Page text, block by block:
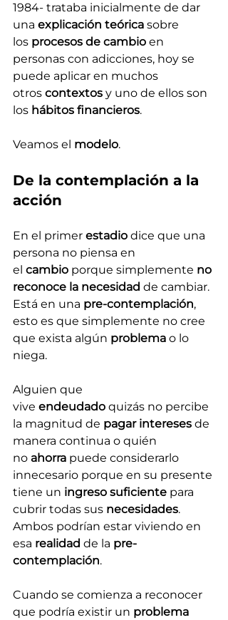
1984- trataba inicialmente de dar
una explicación teórica sobre
los procesos de cambio en
personas con adicciones, hoy se
puede aplicar en muchos
otros contextos y uno de ellos son
los hábitos financieros.
Veamos el modelo.
De la contemplación a la
acción
En el primer estadio dice que una
persona no piensa en
el cambio porque simplemente no
reconoce la necesidad de cambiar.
Está en una pre-contemplación,
esto es que simplemente no cree
que exista algún problema o lo
niega.
Alguien que
vive endeudado quizás no percibe
la magnitud de pagar intereses de
manera continua o quién
no ahorra puede considerarlo
innecesario porque en su presente
tiene un ingreso suficiente para
cubrir todas sus necesidades.
Ambos podrían estar viviendo en
esa realidad de la pre-
contemplación.
Cuando se comienza a reconocer
que podría existir un problema